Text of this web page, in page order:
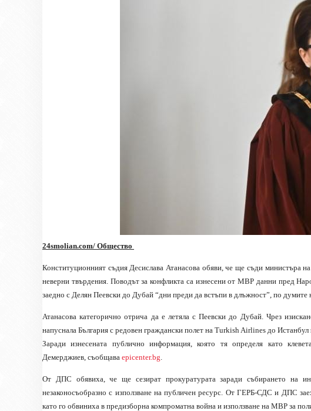
24smolian.com/ Общество
Конституционният съдия Десислава Атанасова обяви, че ще съди министъра
неверни твърдения. Поводът за конфликта са изнесени от МВР данни пред
заедно с Делян Пеевски до Дубай “дни преди да встъпи в длъжност”, по
Атанасова категорично отрича да е летяла с Пеевски до Дубай. Чрез
напуснала България с редовен граждански полет на Turkish Airlines до Истанбул
Заради изнесената публично информация, която тя определя като
Демерджиев, съобщава epicenter.bg.
От ДПС обявиха, че ще сезират прокуратурата заради събирането на
незаконосъобразно с използване на публичен ресурс. От ГЕРБ-СДС и ДПС
като го обвиниха в предизборна компроматна война и използване на МВР за